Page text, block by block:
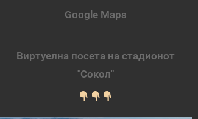
Google Maps
Виртуелна посета на стадионот
"Сокол"